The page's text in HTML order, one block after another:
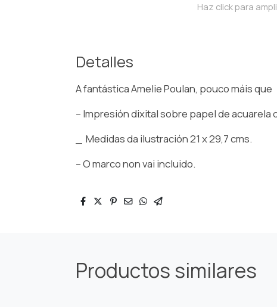
Haz click para
Detalles
A fantástica Amelie Poulan, pouco máis que
– Impresión dixital sobre papel de acuarela
_ Medidas da ilustración 21 x 29,7 cms.
– O marco non vai incluido.
Productos similares